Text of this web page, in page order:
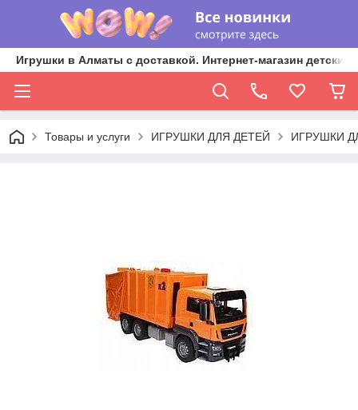
Игрушки в Алматы с доставкой. Интернет-магазин
Товары и услуги ИГРУШКИ ДЛЯ ДЕТЕЙ ИГРУШКИ